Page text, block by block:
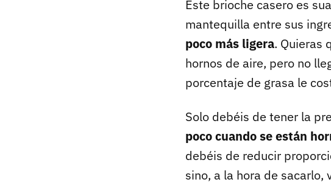
Este brioche casero es
mantequilla entre sus
poco más ligera. Quieras
hornos de aire, pero no
porcentaje de grasa le
Solo debéis de tener la
poco cuando se están
debéis de reducir
sino, a la hora de